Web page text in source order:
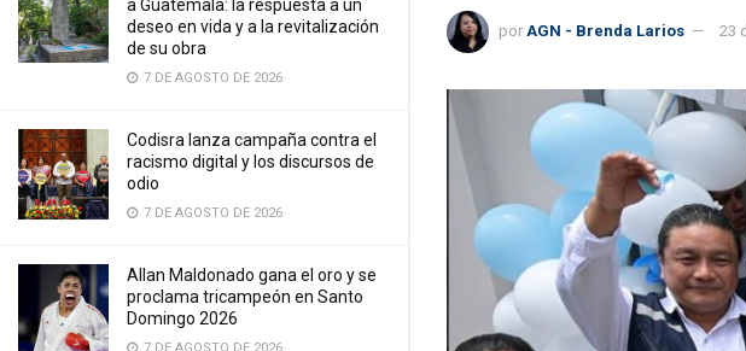
a Guatemala: la respuesta a un
deseo en vida y a la revitalización
de su obra
7 DE AGOSTO DE 2026
Codisra lanza campaña contra el
racismo digital y los discursos de
odio
7 DE AGOSTO DE 2026
Allan Maldonado gana el oro y se
proclama tricampeón en Santo
Domingo 2026
por AGN - Brenda Larios 23